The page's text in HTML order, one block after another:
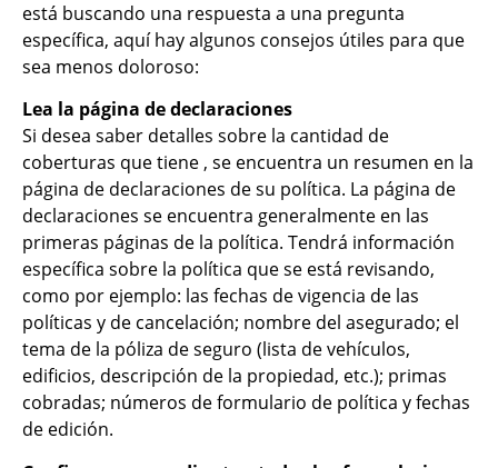
está buscando una respuesta a una pregunta
específica, aquí hay algunos consejos útiles para que
sea menos doloroso:
Lea la página de declaraciones
Si desea saber detalles sobre la cantidad de
coberturas que tiene , se encuentra un resumen en la
página de declaraciones de su política. La página de
declaraciones se encuentra generalmente en las
primeras páginas de la política. Tendrá información
específica sobre la política que se está revisando,
como por ejemplo: las fechas de vigencia de las
políticas y de cancelación; nombre del asegurado; el
tema de la póliza de seguro (lista de vehículos,
edificios, descripción de la propiedad, etc.); primas
cobradas; números de formulario de política y fechas
de edición.